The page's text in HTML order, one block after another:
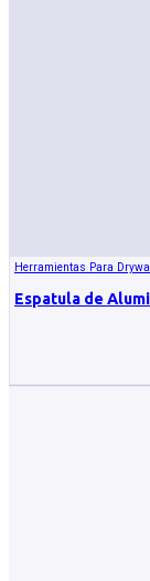
Herramientas Para Drywall
Espatula de